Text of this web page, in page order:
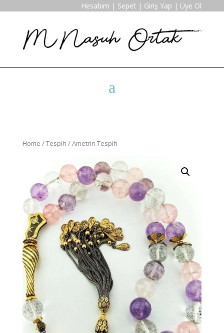
Hesabım | Sepet | Giriş Yap | Üye Ol
Home /Tespih / Ametrin Tespih